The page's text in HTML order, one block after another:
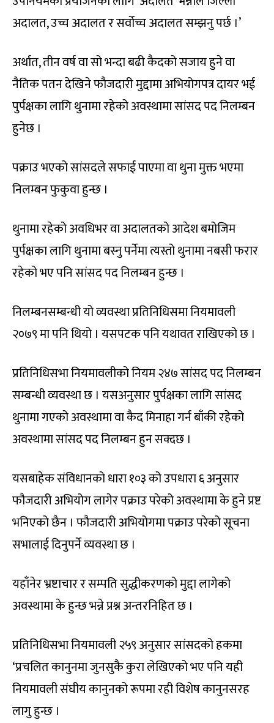
अदालत, उच्च अदालत र सर्वोच्च अदालत सम्झनु पर्छ ।’
अर्थात, तीन वर्ष वा सो भन्दा बढी कैदको सजाय हुने वा
नैतिक पतन देखिने फौजदारी मुद्दामा अभियोगपत्र दायर भई
पुर्पक्षका लागि थुनामा रहेको अवस्थामा सांसद पद निलम्बन
हुनेछ ।
पक्राउ भएको सांसदले सफाई पाएमा वा थुना मुक्त भएमा
निलम्बन फुकुवा हुन्छ ।
थुनामा रहेको अवधिभर वा अदालतको आदेश बमोजिम
पुर्पक्षका लागि थुनामा बस्नु पर्नेमा त्यस्तो थुनामा नबसी फरार
रहेको भए पनि सांसद पद निलम्बन हुन्छ ।
निलम्बनसम्बन्धी यो व्यवस्था प्रतिनिधिसमा नियमावली
२०७९ मा पनि थियो । यसपटक पनि यथावत राखिएको छ ।
प्रतिनिधिसभा नियमावलीको नियम २४७ सांसद पद निलम्बन
सम्बन्धी व्यवस्था छ । यसअनुसार पुर्पक्षका लागि सांसद
थुनामा गएको अवस्थामा वा कैद मिनाहा गर्न बाँकी रहेको
अवस्थामा सांसद पद निलम्बन हुन सक्दछ ।
यसबाहेक संविधानको धारा १०३ को उपधारा ६ अनुसार
फौजदारी अभियोग लागेर पक्राउ परेको अवस्थामा के हुने प्रष्ट
भनिएको छैन । फौजदारी अभियोगमा पक्राउ परेको सूचना
सभालाई दिनुपर्ने व्यवस्था छ ।
यहाँनेर भ्रष्टाचार र सम्पति सुद्धीकरणको मुद्दा लागेको
अवस्थामा के हुन्छ भन्ने प्रश्न अन्तरनिहित छ ।
प्रतिनिधिसभा नियमावली २५९ अनुसार सांसदको हकमा
‘प्रचलित कानुनमा जुनसुकै कुरा लेखिएको भए पनि यही
नियमावली संघीय कानुनको रूपमा रही विशेष कानुनसरह
लागु हुन्छ ।